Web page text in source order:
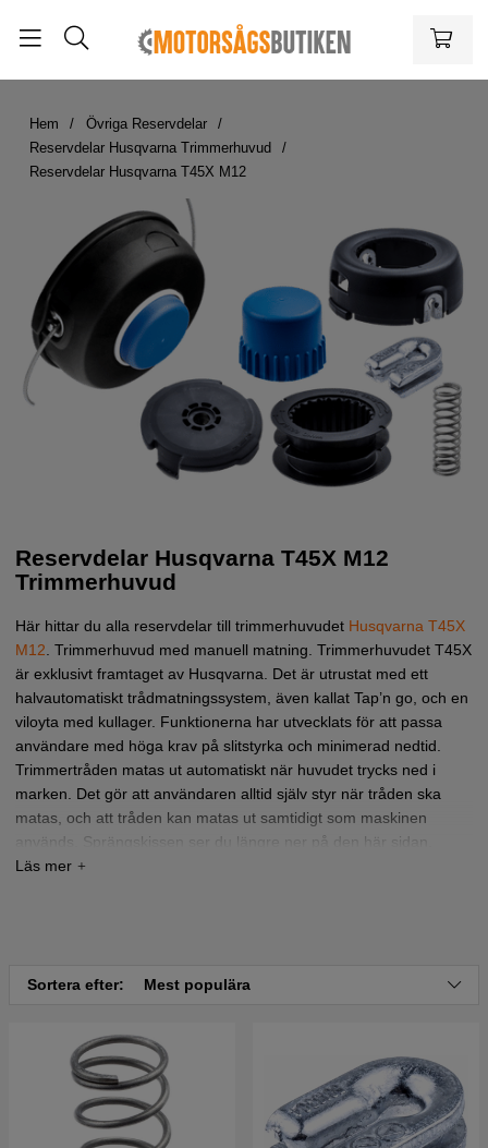
Hem
Övriga Reservdelar
Reservdelar Husqvarna Trimmerhuvud
Reservdelar Husqvarna T45X M12
Reservdelar Husqvarna T45X M12
Trimmerhuvud
Här hittar du alla reservdelar till trimmerhuvudet Husqvarna T45X
M12 Trimmerhuvud med manuell matning. Trimmerhuvudet T45X
är exklusivt framtaget av Husqvarna. Det är utrustat med ett
halvautomatiskt trådmatningssystem, även kallat Tap’n go, och en
viloyta med kullager. Funktionerna har utvecklats för att passa
användare med höga krav på slitstyrka och minimerad nedtid.
Trimmertråden matas ut automatiskt när huvudet trycks ned i
marken. Det gör att användaren alltid själv styr när tråden ska
matas, och att tråden kan matas ut samtidigt som maskinen
används. Sprängskissen ser du längre ner på den här sidan.
Sortera efter: Mest populära